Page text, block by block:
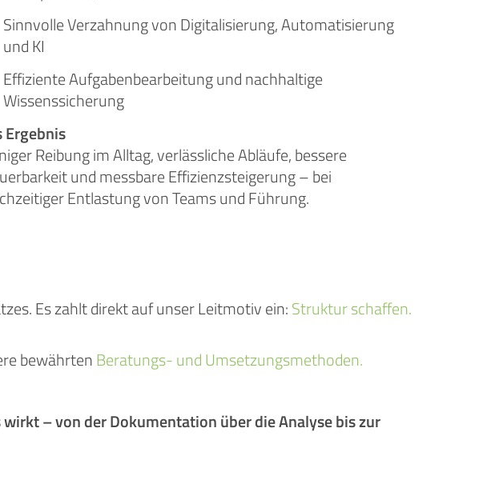
Sinnvolle Verzahnung von Digitalisierung, Automatisierung
und KI
Effiziente Aufgabenbearbeitung und nachhaltige
Wissenssicherung
Ergebnis
Reibung im Alltag, verlässliche Abläufe, bessere
und messbare Effizienzsteigerung – bei
Entlastung von Teams und Führung.
Es zahlt direkt auf unser Leitmotiv ein:Struktur schaffen.
bewährtenBeratungs- und Umsetzungsmethoden.
– von der Dokumentation über die Analyse bis zur